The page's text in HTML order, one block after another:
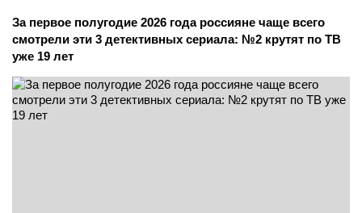
За первое полугодие 2026 года россияне чаще всего
смотрели эти 3 детективных сериала: №2 крутят по ТВ
уже 19 лет